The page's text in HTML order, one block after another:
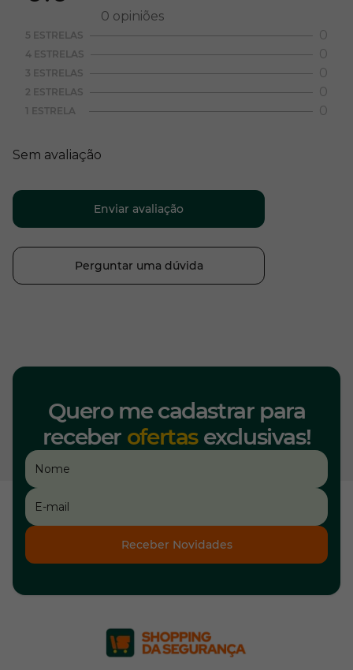
0 opiniões
5 ESTRELAS 0
4 ESTRELAS 0
3 ESTRELAS 0
2 ESTRELAS 0
1 ESTRELA 0
Sem avaliação
Enviar avaliação
Perguntar uma dúvida
Quero me cadastrar para
receber ofertasexclusivas!
Receber Novidades